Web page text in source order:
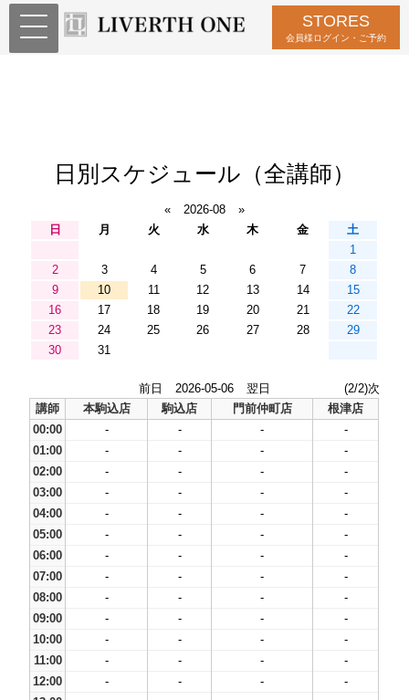
STORES
会員様ログイン・ご予約
日別スケジュール（全講師）
« 2026-08
»
日
月 火 水 木 金
土
1
2
3 4 5 6 7
8
9
10 11 12 13 14
15
16
17 18 19 20 21
22
23
24 25 26 27 28
29
30
31
前日 2026-05-06 翌日
(2/2)次
講師
本駒込店 駒込店 門前仲町店
根津店
00:00
- - -
-
01:00
- - -
-
02:00
- - -
-
03:00
- - -
-
04:00
- - -
-
05:00
- - -
-
06:00
- - -
-
07:00
- - -
-
08:00
- - -
-
09:00
- - -
-
10:00
- - -
-
11:00
- - -
-
12:00
- - -
-